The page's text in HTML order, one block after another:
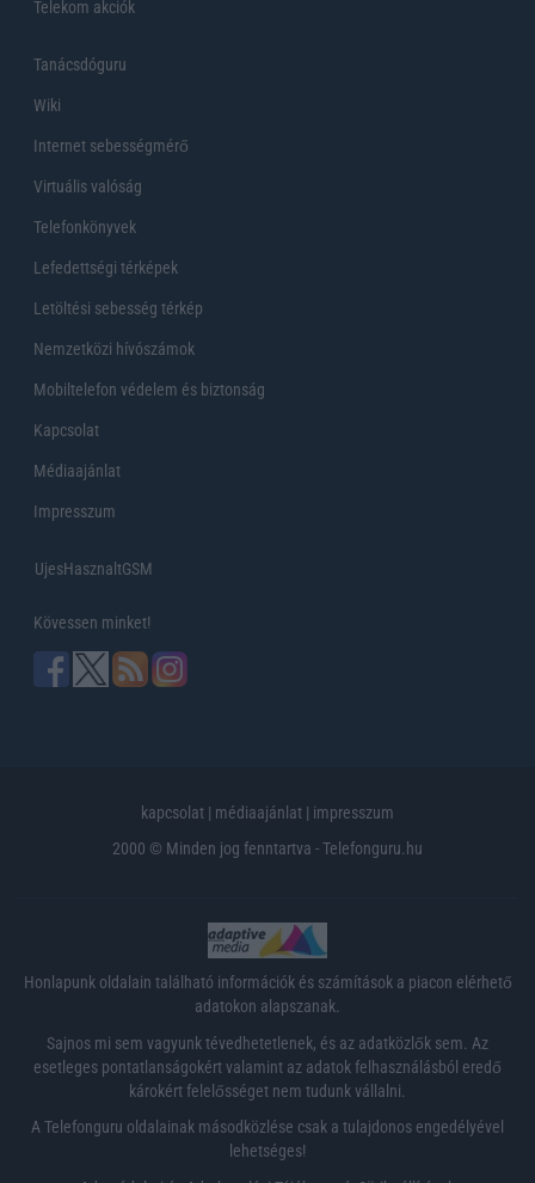
Telekom akciók
Tanácsdóguru
Wiki
Internet sebességmérő
Virtuális valóság
Telefonkönyvek
Lefedettségi térképek
Letöltési sebesség térkép
Nemzetközi hívószámok
Mobiltelefon védelem és biztonság
Kapcsolat
Médiaajánlat
Impresszum
UjesHasznaltGSM
Kövessen minket!
kapcsolat | médiaajánlat | impresszum
2000 © Minden jog fenntartva - Telefonguru.hu
Honlapunk oldalain található információk és számítások a piacon elérhető
adatokon alapszanak.
Sajnos mi sem vagyunk tévedhetetlenek, és az adatközlők sem. Az
esetleges pontatlanságokért valamint az adatok felhasználásból eredő
károkért felelősséget nem tudunk vállalni.
A Telefonguru oldalainak másodközlése csak a tulajdonos engedélyével
lehetséges!